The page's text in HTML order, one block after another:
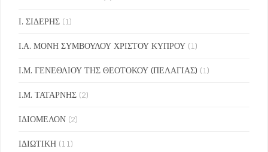
Ι. ΣΙΔΕΡΗΣ (1)
Ι.Α. ΜΟΝΗ ΣΥΜΒΟΥΛΟΥ ΧΡΙΣΤΟΥ ΚΥΠΡΟΥ (1)
Ι.Μ. ΓΕΝΕΘΛΙΟΥ ΤΗΣ ΘΕΟΤΟΚΟΥ (ΠΕΛΑΓΙΑΣ) (1)
Ι.Μ. ΤΑΤΑΡΝΗΣ (2)
ΙΔΙΟΜΕΛΟΝ (2)
ΙΔΙΩΤΙΚΗ (11)